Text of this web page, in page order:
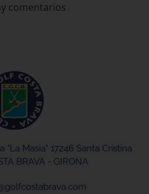
comentarios
"La Masia" 17246 Santa Cristina
BRAVA - GIRONA